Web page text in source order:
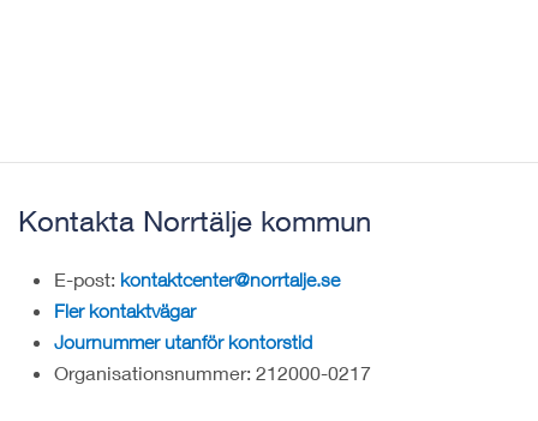
Kontakta Norrtälje kommun
E-post: kontaktcenter@norrtalje.se
Fler kontaktvägar
Journummer utanför kontorstid
Organisationsnummer: 212000-0217